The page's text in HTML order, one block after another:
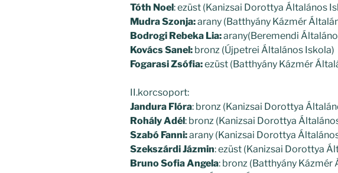
Tóth Noel: ezüst (Kanizsai Dorottya Általános
Mudra Szonja:arany (Batthyány Kázmér
Bodrogi Rebeka Lia:arany(Beremendi
Kovács Sanel: bronz (Újpetrei Általános Iskola)
Fogarasi Zsófia:ezüst (Batthyány Kázmér
II.korcsoport:
Jandura Flóra: bronz (Kanizsai Dorottya
Rohály Adél: bronz (Kanizsai Dorottya
Szabó Fanni:arany (Kanizsai Dorottya
Szekszárdi Jázmin: ezüst (Kanizsai Dorottya
Bruno Sofia Angela: bronz (Batthyány Kázmér